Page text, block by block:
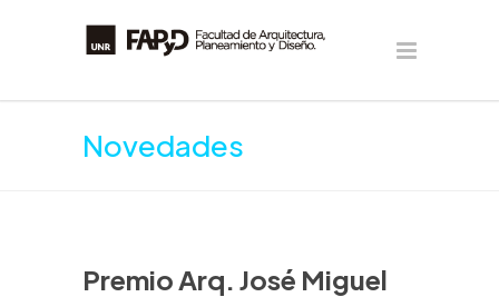
Novedades
Premio Arq. José Miguel